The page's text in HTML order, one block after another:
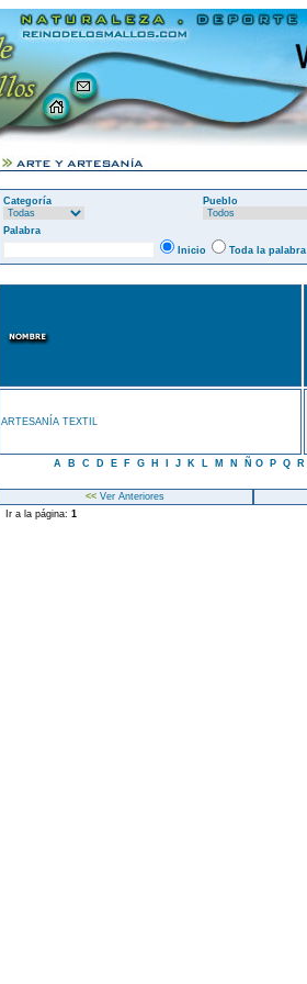
Categoría Pueblo
Palabra
Inicio
Toda la palabra
ARTESANÍA TEXTIL
A B C D E F G H J K L M N Ñ O P Q R
<<Ver Anteriores
Ir a la página: 1